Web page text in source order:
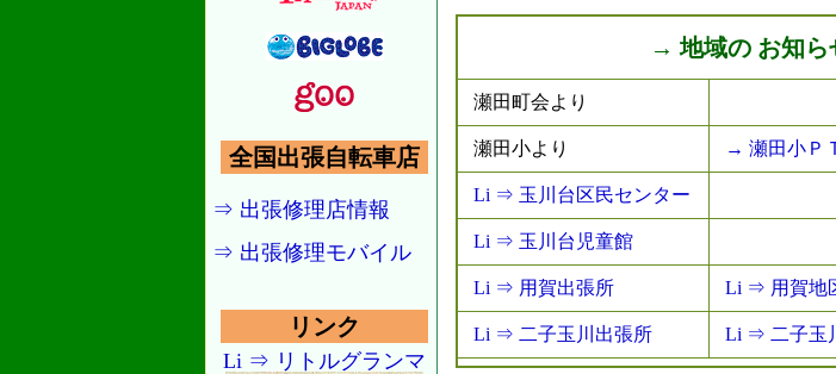
全国出張自転車店
⇒ 出張修理店情報
⇒ 出張修理モバイル
リンク
Li ⇒ リトルグランマ
→ 地域の お知ら
瀬田町会より
瀬田小より → 瀬田小Ｐ
Li ⇒ 玉川台区民センター
Li ⇒ 玉川台児童館
Li ⇒ 用賀出張所 Li ⇒ 用賀地
Li ⇒ 二子玉川出張所 Li ⇒ 二子玉